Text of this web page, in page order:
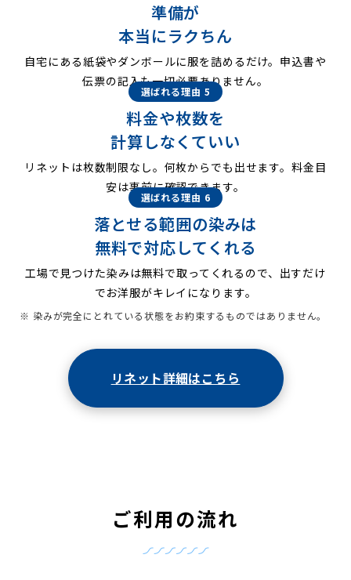
準備が
本当にラクちん
自宅にある紙袋やダンボールに服を詰めるだけ。申込書や
伝票の記入も一切必要ありません。
選ばれる理由 5
料金や枚数を
計算しなくていい
リネットは枚数制限なし。何枚からでも出せます。料金目
安は事前に確認できます。
選ばれる理由 6
落とせる範囲の染みは
無料で対応してくれる
工場で見つけた染みは無料で取ってくれるので、出すだけ
でお洋服がキレイになります。
※ 染みが完全にとれている状態をお約束するものではありません。
リネット詳細はこちら
ご利用の流れ